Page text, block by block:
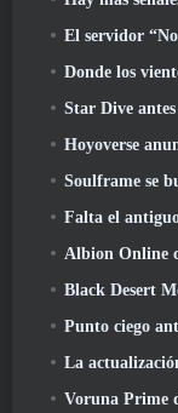
El servidor
Donde los vientos se
Star Dive antes
Hoyoverse
Soulframe se
Falta el antiguo personaje
Albion Online celebra
Black Desert
Punto ciego
La actualización “The
Voruna Prime de